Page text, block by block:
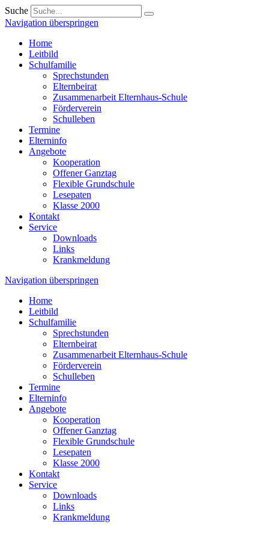
Suche
Navigation überspringen
Home
Leitbild
Schulfamilie
Sprechstunden
Elternbeirat
Zusammenarbeit Elternhaus-Schule
Förderverein
Schulleben
Termine
Elterninfo
Angebote
Kooperation
Offener Ganztag
Flexible Grundschule
Lesepaten
Klasse 2000
Kontakt
Service
Downloads
Links
Krankmeldung
Navigation überspringen
Home
Leitbild
Schulfamilie
Sprechstunden
Elternbeirat
Zusammenarbeit Elternhaus-Schule
Förderverein
Schulleben
Termine
Elterninfo
Angebote
Kooperation
Offener Ganztag
Flexible Grundschule
Lesepaten
Klasse 2000
Kontakt
Service
Downloads
Links
Krankmeldung